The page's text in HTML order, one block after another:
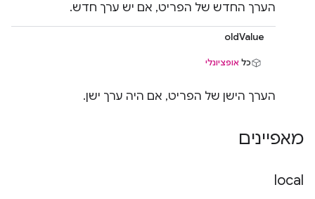
הערך החדש של הפריט, אם יש ערך חדש.
oldValue
כל אופציונלי
הערך הישן של הפריט, אם היה ערך ישן.
מאפיינים
local